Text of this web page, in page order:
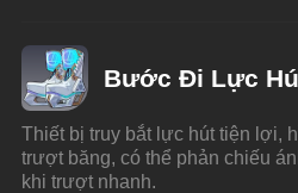
Bước Đi Lực
Thiết bị truy bắt lực hút tiện lợi,
trượt băng, có thể phản chiếu
khi trượt nhanh.